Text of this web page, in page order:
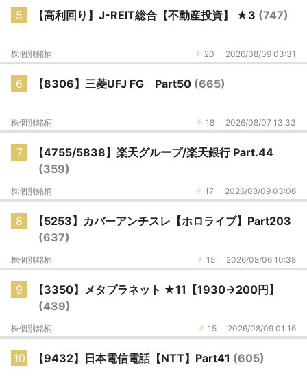
5 【高利回り】J-REIT総合【不動産投資】 ★3 (747)
20 2026/08/09 03:31
株個別銘柄
6 【8306】三菱UFJ FG Part50 (665)
18 2026/08/07 13:33
株個別銘柄
7
【4755/5838】楽天グループ/楽天銀行 Part.44
(359)
17 2026/08/09 03:06
株個別銘柄
8
【5253】カバーアンチスレ【ホロライブ】Part203
(637)
15 2026/08/06 10:38
株個別銘柄
9
【3350】メタプラネット ★11【1930→200円】
(439)
15 2026/08/09 01:16
株個別銘柄
10 【9432】日本電信電話【NTT】Part41 (605)